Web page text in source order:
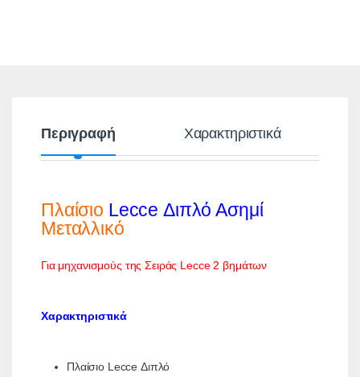
Περιγραφή Χαρακτηριστικά
Πλαίσιο Lecce Διπλό Ασημί
Μεταλλικό
Για μηχανισμούς της Σειράς Lecce 2 βημάτων
Χαρακτηριστικά
Πλαίσιο Lecce Διπλό